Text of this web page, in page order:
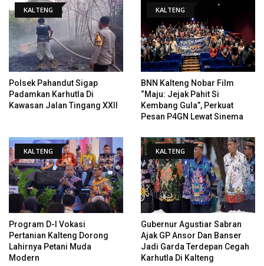
KALTENG
Polsek Pahandut Sigap
Padamkan Karhutla Di
Kawasan Jalan Tingang XXII
KALTENG
BNN Kalteng Nobar Film
“Maju: Jejak Pahit Si
Kembang Gula”, Perkuat
Pesan P4GN Lewat Sinema
KALTENG
Program D-I Vokasi
Pertanian Kalteng Dorong
Lahirnya Petani Muda
Modern
KALTENG
Gubernur Agustiar Sabran
Ajak GP Ansor Dan Banser
Jadi Garda Terdepan Cegah
Karhutla Di Kalteng